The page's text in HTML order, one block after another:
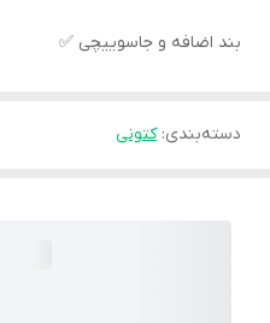
بند اضافه و جاسوییچی ✅
دسته‌بندی:کتونی